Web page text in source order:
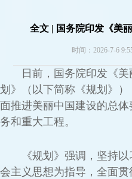
全文 | 国务院印发《美
时间：2026-7-6
日前，国务院印发《
划》（以下简称《规划》
面推进美丽中国建设的总
务和重大工程。
《规划》强调，坚持
会主义思想为指导，全面贯